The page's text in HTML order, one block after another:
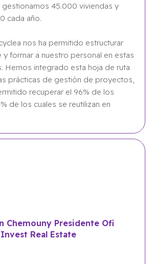
gestionamos 45.000 viviendas y
cada año.
nos ha permitido estructurar
formar a nuestro personal en estas
Hemos integrado esta hoja de ruta
prácticas de gestión de proyectos,
recuperar el 96% de los
de los cuales se reutilizan en
Chemouny Presidente Ofi
Invest Real Estate